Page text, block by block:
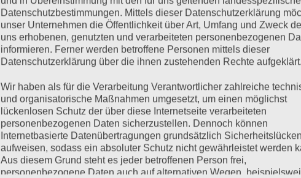
MULTIPLUS 12V 230V
MultiPlus Compact
12/2000/80-30 230V
VE.Bus
€1.136,00 inkl 20% Mwst
MULTIPLUS 12V 230V
MultiPlus Compact
12/800/35-16 230V
VE.Bus
€530,00 inkl 20% Mwst
12/
€871,00
Datenschutzbestimmungen. Mittels dieser Datenschutzerklärung
unser Unternehmen die Öffentlichkeit über Art, Umfang und Zweck
uns erhobenen, genutzten und verarbeiteten personenbezogenen
informieren. Ferner werden betroffene Personen mittels dieser
Datenschutzerklärung über die ihnen zustehenden Rechte aufgeklärt.
Wir haben als für die Verarbeitung Verantwortlicher zahlreiche
und organisatorische Maßnahmen umgesetzt, um einen möglichst
lückenlosen Schutz der über diese Internetseite verarbeiteten
personenbezogenen Daten sicherzustellen. Dennoch können
Internetbasierte Datenübertragungen grundsätzlich Sicherheitslücken
aufweisen, sodass ein absoluter Schutz nicht gewährleistet werden
Aus diesem Grund steht es jeder betroffenen Person frei,
personenbezogene Daten auch auf alternativen Wegen,